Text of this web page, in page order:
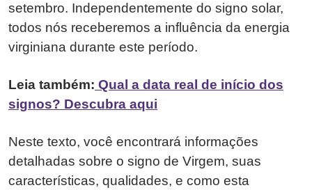
setembro. Independentemente do signo solar,
todos nós receberemos a influência da energia
virginiana durante este período.
Leia também: Qual a data real de início dos
signos? Descubra aqui
Neste texto, você encontrará informações
detalhadas sobre o signo de Virgem, suas
características, qualidades, e como esta